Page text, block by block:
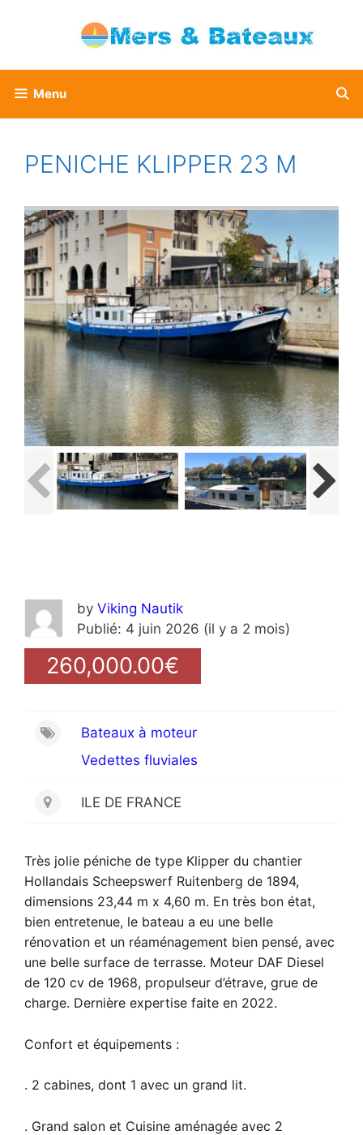
Menu
PENICHE KLIPPER 23 M
by Viking Nautik
Publié: 4 juin 2026 (il y a 2 mois)
260,000.00€
Bateaux à moteur
Vedettes fluviales
ILE DE FRANCE
Très jolie péniche de type Klipper du chantier
Hollandais Scheepswerf Ruitenberg de 1894,
dimensions 23,44 m x 4,60 m. En très bon état,
bien entretenue, le bateau a eu une belle
rénovation et un réaménagement bien pensé, avec
une belle surface de terrasse. Moteur DAF Diesel
de 120 cv de 1968, propulseur d’étrave, grue de
charge. Dernière expertise faite en 2022.
Confort et équipements :
. 2 cabines, dont 1 avec un grand lit.
. Grand salon et Cuisine aménagée avec 2